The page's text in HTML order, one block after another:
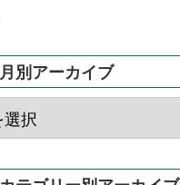
月別アーカイブ